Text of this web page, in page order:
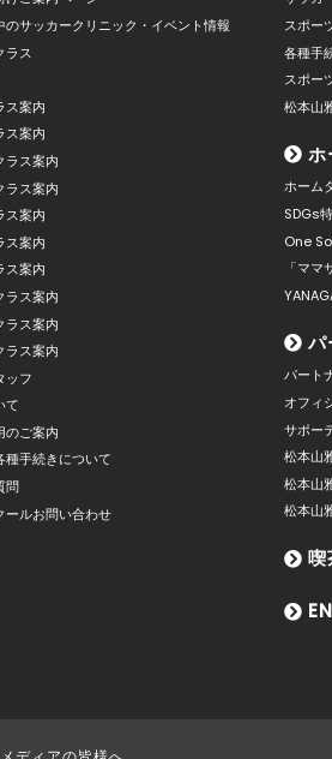
のサッカークリニック・イベント情報
ラス
案内
案内
ス案内
ス案内
案内
案内
案内
ス案内
ス案内
ス案内
ッフ
て
のご案内
種手続きについて
問
ールお問い合わせ
スポー
各種手
スポー
松本山
ホ
ホーム
SDGs
One
「ママ
パ
パート
オフィ
サポー
松本山
松本山
松本山
喫